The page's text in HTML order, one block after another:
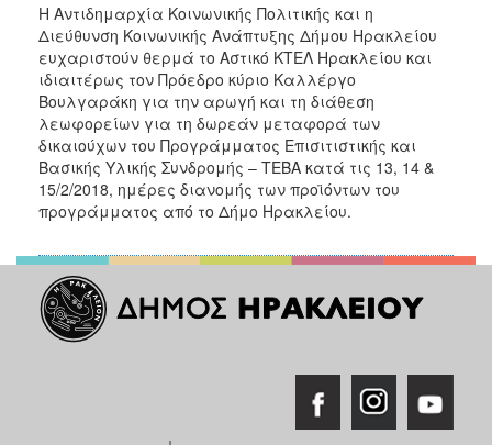
2019
2018
2017
2016
2015
2013
2012
2010
2006
Η Αντιδημαρχία Κοινωνικής Πολιτικής και η
Διεύθυνση Κοινωνικής Ανάπτυξης Δήμου Ηρακλείου
ευχαριστούν θερμά το Αστικό ΚΤΕΛ Ηρακλείου και
ιδιαιτέρως τον Πρόεδρο κύριο Καλλέργο
Βουλγαράκη για την αρωγή και τη διάθεση
λεωφορείων για τη δωρεάν μεταφορά των
δικαιούχων του Προγράμματος Επισιτιστικής και
Βασικής Υλικής Συνδρομής – ΤΕΒΑ κατά τις 13, 14 &
15/2/2018, ημέρες διανομής των προϊόντων του
προγράμματος από το Δήμο Ηρακλείου.